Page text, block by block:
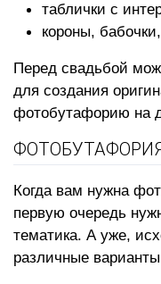
таблички с
короны,
Перед свадьбой
для создания
фотобутафорию на
Когда вам нужна
первую очередь
тематика. А уже,
различные